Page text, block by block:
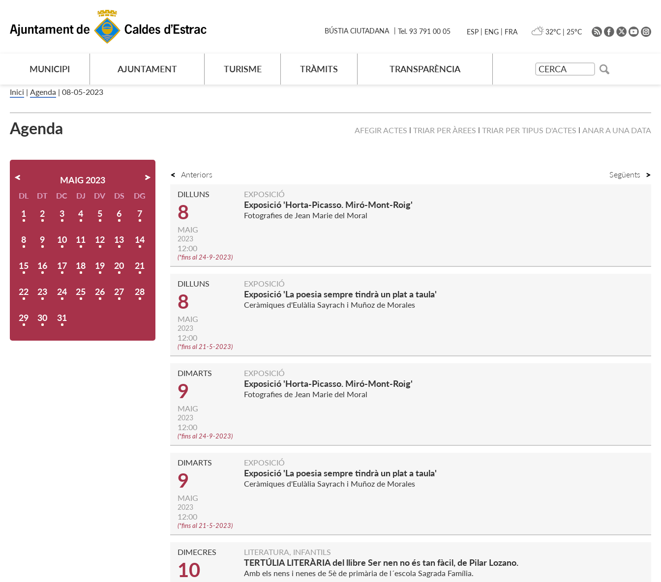
MUNICIPI AJUNTAMENT TURISME TRÀMITS TRANSPARÈNCIA
BÚSTIA CIUTADANA Tel. 93 791 00 05 ESP | ENG | FRA 32ºC | 25ºC
Inici | Agenda | 08-05-2023
Agenda AFEGIR ACTES TRIAR PER ÀREES TRIAR PER TIPUS D'ACTES ANAR A UNA DATA
MAIG 2023
DL DT DC DJ DV DS DG
1 2 3 4 5 6 7
8 9 10 11 12 13 14
15 16 17 18 19 20 21
22 23 24 25 26 27 28
29 30 31
Anteriors Següents
DILLUNS
8
MAIG
2023
12:00
(*fins al 24-9-2023)
EXPOSICIÓ
Exposició 'Horta-Picasso. Miró-Mont-Roig'
Fotografies de Jean Marie del Moral
DILLUNS
8
MAIG
2023
12:00
(*fins al 21-5-2023)
EXPOSICIÓ
Exposició 'La poesia sempre tindrà un plat a taula'
Ceràmiques d'Eulàlia Sayrach i Muñoz de Morales
DIMARTS
9
MAIG
2023
12:00
(*fins al 24-9-2023)
EXPOSICIÓ
Exposició 'Horta-Picasso. Miró-Mont-Roig'
Fotografies de Jean Marie del Moral
DIMARTS
9
MAIG
2023
12:00
(*fins al 21-5-2023)
EXPOSICIÓ
Exposició 'La poesia sempre tindrà un plat a taula'
Ceràmiques d'Eulàlia Sayrach i Muñoz de Morales
DIMECRES
10
LITERATURA, INFANTILS
TERTÚLIA LITERÀRIA del llibre Ser nen no és tan fàcil, de Pilar Lozano.
Amb els nens i nenes de 5è de primària de l´escola Sagrada Família.